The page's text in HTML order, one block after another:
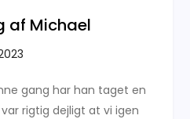
af Michael
gang har han taget en
rigtig dejligt at vi igen